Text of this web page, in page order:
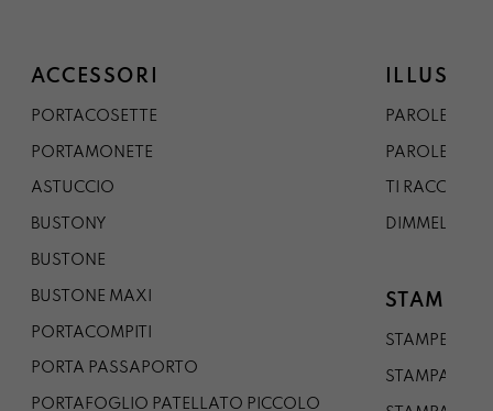
ACCESSORI
PORTACOSETTE
PORTAMONETE
ASTUCCIO
BUSTONY
BUSTONE
BUSTONE MAXI
PORTACOMPITI
PORTA PASSAPORTO
PORTAFOGLIO PATELLATO PICCOLO
PAROLE DAL
PAROLE DA
TI
DIMMELO
STAMPE
STAMPE A5
STAMPA A3